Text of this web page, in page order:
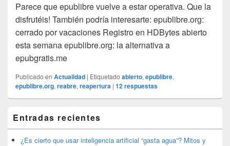
Parece que epublibre vuelve a estar operativa. Que la
disfrutéis! También podría interesarte: epublibre.org:
cerrado por vacaciones Registro en HDBytes abierto
esta semana epublibre.org: la alternativa a
epubgratis.me
Publicado en Actualidad | Etiquetado abierto, epublibre,
epublibre.org, reabre, reapertura | 12respuestas
área
de
widget
Entradas recientes
¿Es cierto que usar inteligencia artificial “gasta agua”? Mitos y